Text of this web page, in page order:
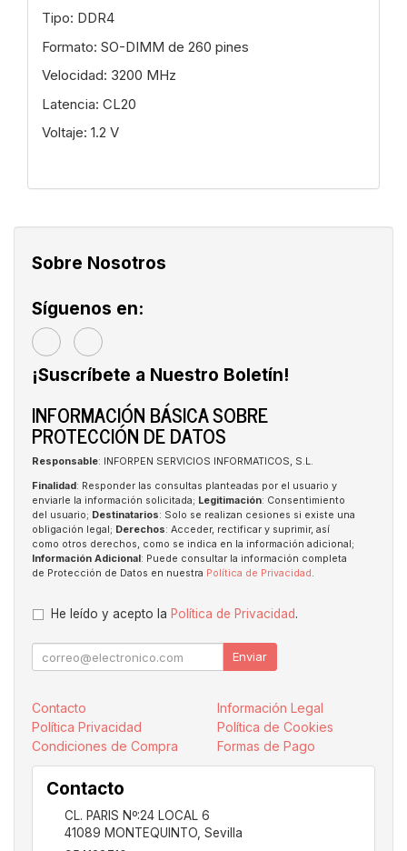
Tipo: DDR4
Formato: SO-DIMM de 260 pines
Velocidad: 3200 MHz
Latencia: CL20
Voltaje: 1.2 V
Sobre Nosotros
Síguenos en:
¡Suscríbete a Nuestro Boletín!
INFORMACIÓN BÁSICA SOBRE
PROTECCIÓN DE DATOS
Responsable: INFORPEN SERVICIOS INFORMATICOS, S.L.
Finalidad: Responder las consultas planteadas por el usuario y
enviarle la información solicitada; Legitimación: Consentimiento
del usuario; Destinatarios: Solo se realizan cesiones si existe una
obligación legal; Derechos: Acceder, rectificar y suprimir, así
como otros derechos, como se indica en la información adicional;
Información Adicional: Puede consultar la información completa
de Protección de Datos en nuestra Política de Privacidad.
He leído y acepto la Política de Privacidad.
Enviar
Contacto
Información Legal
Política Privacidad
Política de Cookies
Condiciones de Compra
Formas de Pago
Contacto
CL. PARIS Nº:24 LOCAL 6
41089 MONTEQUINTO Sevilla